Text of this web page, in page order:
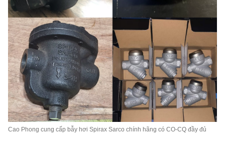
Cao Phong cung cấp bẫy hơi Spirax Sarco chính hãng có CO-CQ đầy đủ